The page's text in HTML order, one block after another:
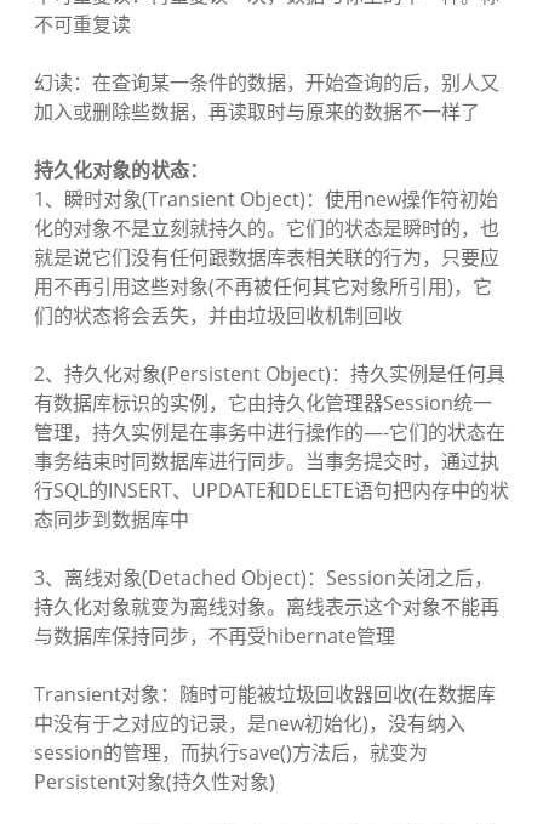
不可重复读
幻读：在查询某一条件的数据，开始查询的后，别人又
加入或删除些数据，再读取时与原来的数据不一样了
持久化对象的状态：
1、瞬时对象(Transient Object)：使用new操作符初始
化的对象不是立刻就持久的。它们的状态是瞬时的，也
就是说它们没有任何跟数据库表相关联的行为，只要应
用不再引用这些对象(不再被任何其它对象所引用)，它
们的状态将会丢失，并由垃圾回收机制回收
2、持久化对象(Persistent Object)：持久实例是任何具
有数据库标识的实例，它由持久化管理器Session统一
管理，持久实例是在事务中进行操作的—-它们的状态在
事务结束时同数据库进行同步。当事务提交时，通过执
行SQL的INSERT、UPDATE和DELETE语句把内存中的状
态同步到数据库中
3、离线对象(Detached Object)：Session关闭之后，
持久化对象就变为离线对象。离线表示这个对象不能再
与数据库保持同步，不再受hibernate管理
Transient对象：随时可能被垃圾回收器回收(在数据库
中没有于之对应的记录，是new初始化)，没有纳入
session的管理，而执行save()方法后，就变为
Persistent对象(持久性对象)